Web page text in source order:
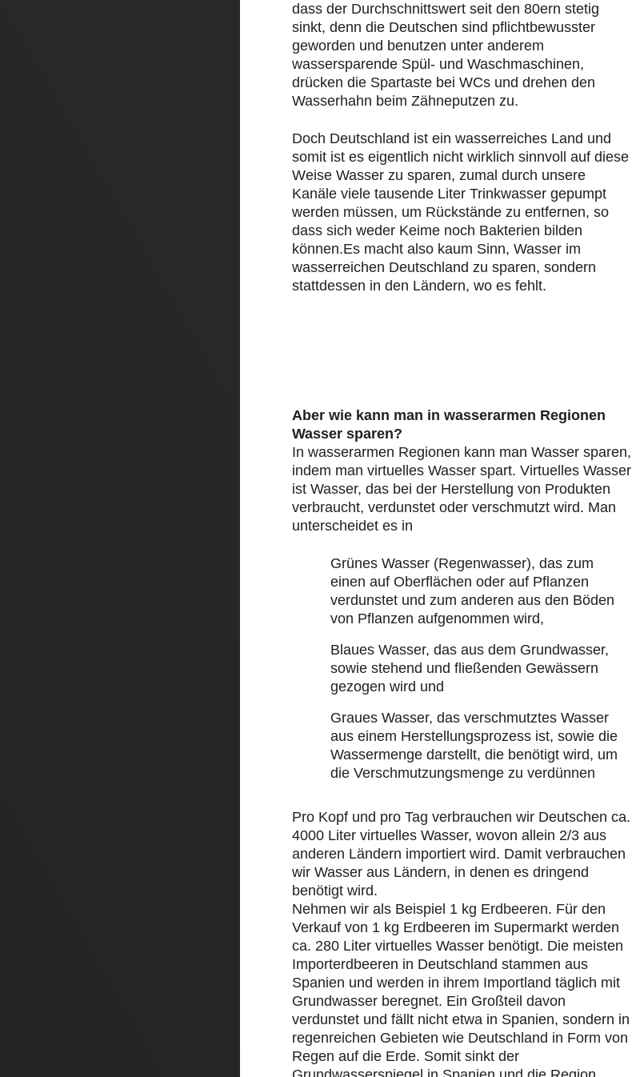
dass der Durchschnittswert seit den 80ern stetig
sinkt, denn die Deutschen sind pflichtbewusster
geworden und benutzen unter anderem
wassersparende Spül- und Waschmaschinen,
drücken die Spartaste bei WCs und drehen den
Wasserhahn beim Zähneputzen zu.
Doch Deutschland ist ein wasserreiches Land und
somit ist es eigentlich nicht wirklich sinnvoll auf diese
Weise Wasser zu sparen, zumal durch unsere
Kanäle viele tausende Liter Trinkwasser gepumpt
werden müssen, um Rückstände zu entfernen, so
dass sich weder Keime noch Bakterien bilden
können.Es macht also kaum Sinn, Wasser im
wasserreichen Deutschland zu sparen, sondern
stattdessen in den Ländern, wo es fehlt.
Aber wie kann man in wasserarmen Regionen
Wasser sparen?
In wasserarmen Regionen kann man Wasser sparen,
indem man virtuelles Wasser spart. Virtuelles Wasser
ist Wasser, das bei der Herstellung von Produkten
verbraucht, verdunstet oder verschmutzt wird. Man
unterscheidet es in
Grünes Wasser (Regenwasser), das zum
einen auf Oberflächen oder auf Pflanzen
verdunstet und zum anderen aus den Böden
von Pflanzen aufgenommen wird,
Blaues Wasser, das aus dem Grundwasser,
sowie stehend und fließenden Gewässern
gezogen wird und
Graues Wasser, das verschmutztes Wasser
aus einem Herstellungsprozess ist, sowie die
Wassermenge darstellt, die benötigt wird, um
die Verschmutzungsmenge zu verdünnen
Pro Kopf und pro Tag verbrauchen wir Deutschen ca.
4000 Liter virtuelles Wasser, wovon allein 2/3 aus
anderen Ländern importiert wird. Damit verbrauchen
wir Wasser aus Ländern, in denen es dringend
benötigt wird.
Nehmen wir als Beispiel 1 kg Erdbeeren. Für den
Verkauf von 1 kg Erdbeeren im Supermarkt werden
ca. 280 Liter virtuelles Wasser benötigt. Die meisten
Importerdbeeren in Deutschland stammen aus
Spanien und werden in ihrem Importland täglich mit
Grundwasser beregnet. Ein Großteil davon
verdunstet und fällt nicht etwa in Spanien, sondern in
regenreichen Gebieten wie Deutschland in Form von
Regen auf die Erde. Somit sinkt der